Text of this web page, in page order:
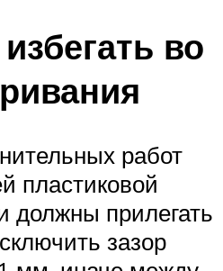
во
работ
пластиковой
должны прилегать
зазор